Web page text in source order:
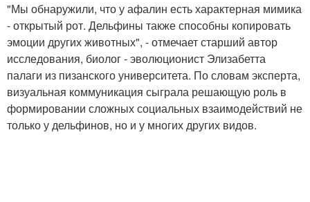
"Мы обнаружили, что у афалин есть характерная мимика
- открытый рот. Дельфины также способны копировать
эмоции других животных", - отмечает старший автор
исследования, биолог - эволюционист Элизабетта
палаги из пизанского университета. По словам эксперта,
визуальная коммуникация сыграла решающую роль в
формировании сложных социальных взаимодействий не
только у дельфинов, но и у многих других видов.